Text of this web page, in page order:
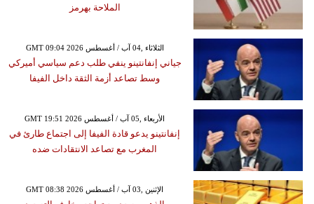
الملاحة بهرمز
GMT 09:04 2026 الثلاثاء ,04 آب / أغسطس
جياني إنفانتينو ينفي طلب دعم سياسي أميركي
وسط تصاعد أزمة الثقة داخل الفيفا
GMT 19:51 2026 الأربعاء ,05 آب / أغسطس
إنفانتينو يدعو قادة الفيفا إلى اجتماع طارئ في
المغرب مع تصاعد الانتقادات ضده
GMT 08:38 2026 الإثنين ,03 آب / أغسطس